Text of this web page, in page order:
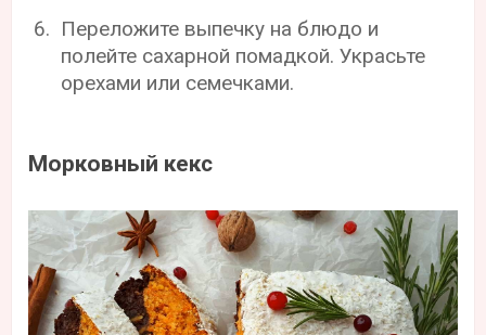
Переложите выпечку на блюдо и
полейте сахарной помадкой. Украсьте
орехами или семечками.
Морковный кекс